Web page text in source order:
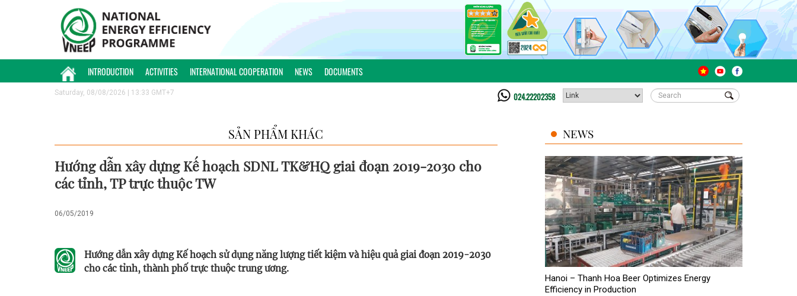
INTRODUCTION ACTIVITIES INTERNATIONAL COOPERATION NEWS DOCUMENTS
Saturday, 08/08/2026 | 13:33 GMT+7 024.22202358
SẢN PHẨM KHÁC
Hướng dẫn xây dựng Kế hoạch SDNL TK&HQ giai đoạn 2019-2030 cho
các tỉnh, TP trực thuộc TW
06/05/2019
Hướng dẫn xây dựng Kế hoạch sử dụng năng lượng tiết kiệm và hiệu quả giai đoạn 2019-2030
cho các tỉnh, thành phố trực thuộc trung ương.
NEWS
Hanoi – Thanh Hoa Beer Optimizes Energy
Efficiency in Production